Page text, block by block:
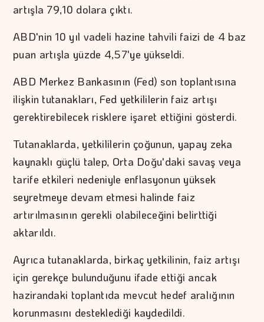
artışla 79,10 dolara çıktı.
ABD'nin 10 yıl vadeli hazine tahvili faizi de 4 baz
puan artışla yüzde 4,57'ye yükseldi.
ABD Merkez Bankasının (Fed) son toplantısına
ilişkin tutanakları, Fed yetkililerin faiz artışı
gerektirebilecek risklere işaret ettiğini gösterdi.
Tutanaklarda, yetkililerin çoğunun, yapay zeka
kaynaklı güçlü talep, Orta Doğu'daki savaş veya
tarife etkileri nedeniyle enflasyonun yüksek
seyretmeye devam etmesi halinde faiz
artırılmasının gerekli olabileceğini belirttiği
aktarıldı.
Ayrıca tutanaklarda, birkaç yetkilinin, faiz artışı
için gerekçe bulunduğunu ifade ettiği ancak
hazirandaki toplantıda mevcut hedef aralığının
korunmasını desteklediği kaydedildi.